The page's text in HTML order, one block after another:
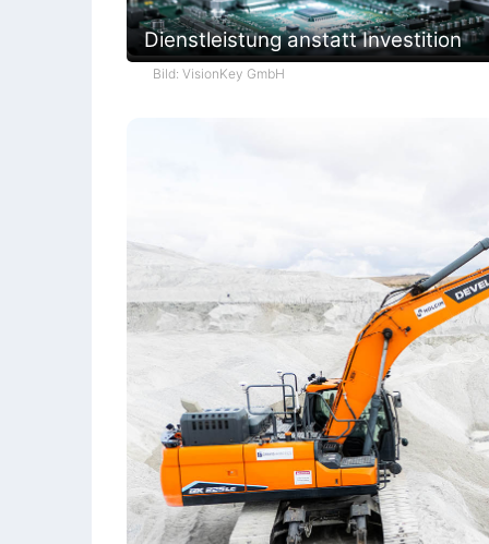
Dienstleistung anstatt Investition
Bild: VisionKey GmbH